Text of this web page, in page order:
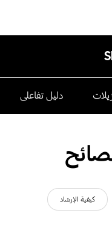
دليل تفاعلى
كيفية الإرشاد